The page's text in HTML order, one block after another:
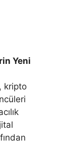
Yeni
kripto